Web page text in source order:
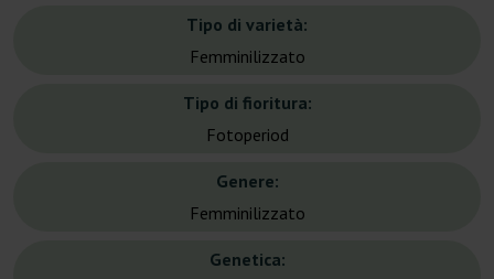
Tipo di varietà:
Femminilizzato
Tipo di fioritura:
Fotoperiod
Genere:
Femminilizzato
Genetica: